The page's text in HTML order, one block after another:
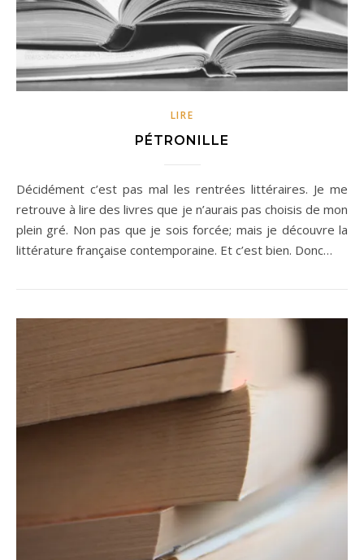
LIRE
PÉTRONILLE
Décidément c’est pas mal les rentrées littéraires. Je me
retrouve à lire des livres que je n’aurais pas choisis de mon
plein gré. Non pas que je sois forcée; mais je découvre la
littérature française contemporaine. Et c’est bien. Donc…